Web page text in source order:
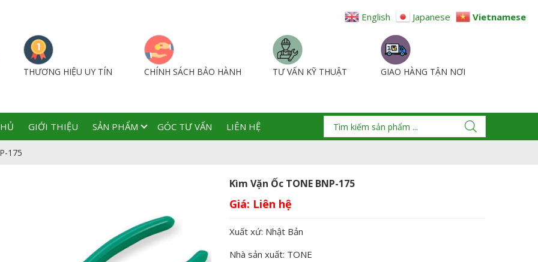
THƯƠNG HIỆU UY TÍN CHÍNH SÁCH BẢO HÀNH TƯ VẤN KỸ THUẬT GIAO HÀNG TẬN NƠI
GIỚI THIỆU SẢN PHẨM GÓC TƯ VẤN LIÊN HỆ
175
Kìm Vặn Ốc TONE BNP-175
Giá:
Xuất xứ: Nhật Bản
Nhà sản xuất: TONE
English Japanese Vietnamese